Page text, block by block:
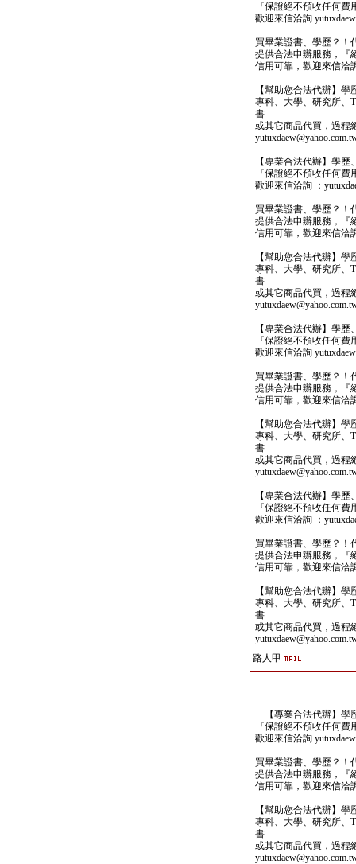
『保證絕不預收任何
歡迎來信洽詢
買畢業證書、學歷？！
提供合法申辦服務，『
信用可靠，歡迎來信洽
【幫助您合法代辦】
專科、大學、研究所、
書
或其它商品代買，過程
【專業合法代辦】學
『保證絕不預收任何
歡迎來信洽詢 ：
買畢業證書、學歷？！
提供合法申辦服務，『
信用可靠，歡迎來信洽
【幫助您合法代辦】
專科、大學、研究所、
書
或其它商品代買，過程
【專業合法代辦】學
『保證絕不預收任何
歡迎來信洽詢
買畢業證書、學歷？！
提供合法申辦服務，『
信用可靠，歡迎來信洽
【幫助您合法代辦】
專科、大學、研究所、
書
或其它商品代買，過程
【專業合法代辦】學
『保證絕不預收任何
歡迎來信洽詢 ：
買畢業證書、學歷？！
提供合法申辦服務，『
信用可靠，歡迎來信洽
【幫助您合法代辦】
專科、大學、研究所、
書
或其它商品代買，過程
路人甲
【專業合法代辦】學
『保證絕不預收任何
歡迎來信洽詢
買畢業證書、學歷？！
提供合法申辦服務，『
信用可靠，歡迎來信洽
【幫助您合法代辦】
專科、大學、研究所、
書
或其它商品代買，過程